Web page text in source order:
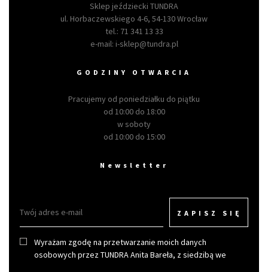
Sklep jeździecki TUNDRA
ul. Horbaczewskiego 4-6, 54-130 Wrocław
tel.: 71 341 13 33
e-mail: i-sklep@tundra.pl
GODZINY OTWARCIA
Pracujemy od poniedziałku do piątku
od 10:00 do 18:00
w soboty
od 10:00 do 15:00
Newsletter
ZAPISZ SIĘ
Wyrażam zgodę na przetwarzanie moich danych
osobowych przez TUNDRA Anita Bareła, z siedzibą we